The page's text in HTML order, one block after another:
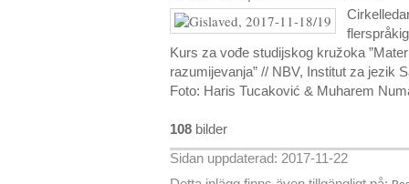
Kurs za vođe studijskog kružoka
razumijevanja” // NBV, Institut za jezik
Foto: Haris Tucaković & Muharem
108 bilder
Sidan uppdaterad: 2017-11-22